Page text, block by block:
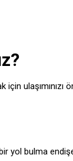
bulma